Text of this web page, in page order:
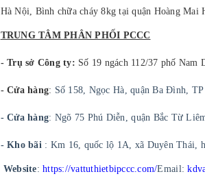
Hà Nội, Bình chữa cháy 8kg tại quận Hoàng
TRUNG TÂM PHÂN PHỐI PCCC
- Trụ sở Công ty: Số 19 ngách 112/37 phố
- Cửa hàng: Số 158, Ngọc Hà, quận Ba Đình,
- Cửa hàng: Ngõ 75 Phú Diễn, quận Bắc Từ
- Kho bãi: Km 16, quốc lộ 1A, xã Duyên Thái,
Website:https://vattuthietbipccc.com/Email: